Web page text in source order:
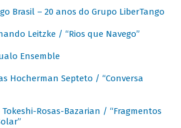
Brasil – 20 anos do Grupo LiberTango
Leitzke / “Rios que Navego”
Ensemble
Hocherman Septeto / “Conversa
Tokeshi-Rosas-Bazarian / “Fragmentos